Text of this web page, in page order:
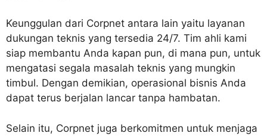
Keunggulan dari Corpnet antara lain yaitu layanan
dukungan teknis yang tersedia 24/7. Tim ahli kami
siap membantu Anda kapan pun, di mana pun, untuk
mengatasi segala masalah teknis yang mungkin
timbul. Dengan demikian, operasional bisnis Anda
dapat terus berjalan lancar tanpa hambatan.
Selain itu, Corpnet juga berkomitmen untuk menjaga